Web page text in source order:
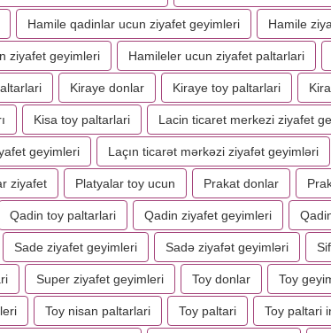
Hamile qadinlar ucun ziyafet geyimleri Hamile
ziyafet geyimleri Hamileler ucun ziyafet paltarlari
Kiraye donlar Kiraye toy paltarlari
Kisa toy paltarlari Lacin ticaret merkezi ziyafet
geyimleri Laçın ticarət mərkəzi ziyafət geyimləri
ziyafet Platyalar toy ucun Prakat donlar
Qadin toy paltarlari Qadin ziyafet geyimleri
Sade ziyafet geyimleri Sadə ziyafət geyimləri
Super ziyafet geyimleri Toy donlar Toy
Toy nisan paltarlari Toy paltari Toy paltari